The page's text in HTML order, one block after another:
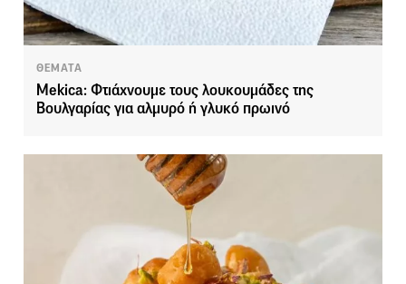
ΘΕΜΑΤΑ
Mekica: Φτιάχνουμε τους λουκουμάδες της
Βουλγαρίας για αλμυρό ή γλυκό πρωινό